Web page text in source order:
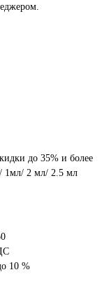
до 35% и более
1мл/ 2 мл/ 2.5 мл
10 %